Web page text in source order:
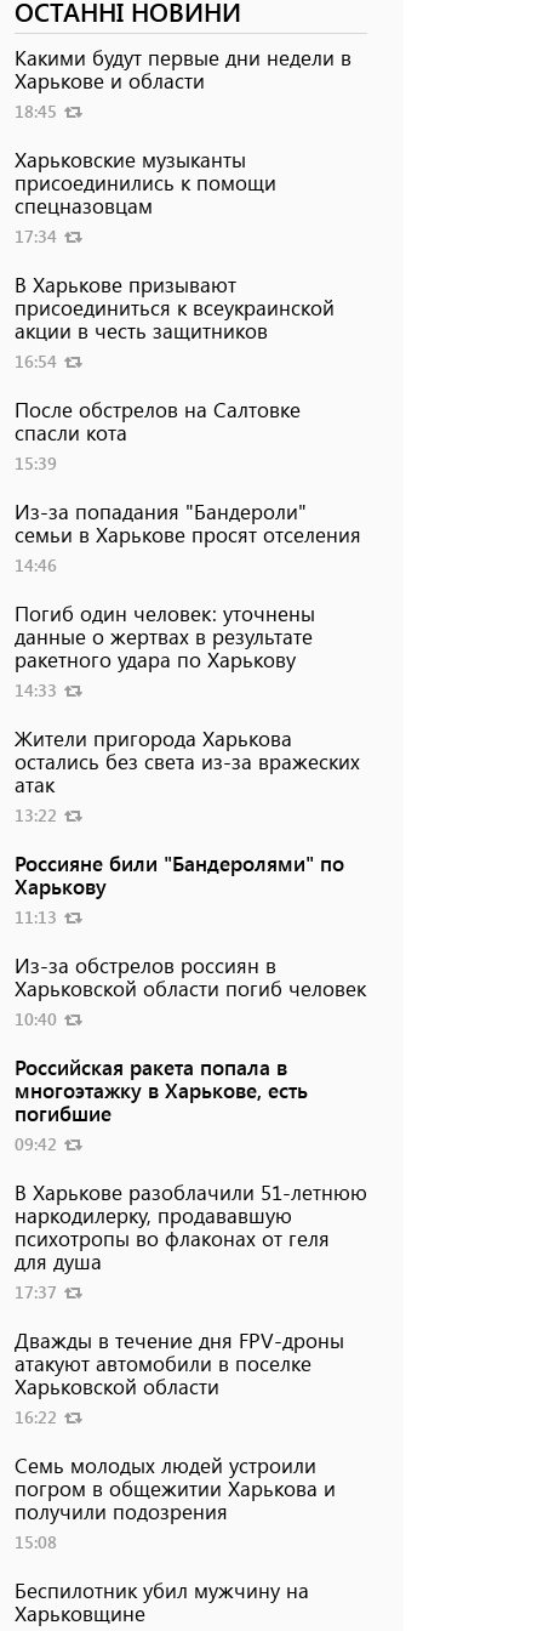
ОСТАННІ НОВИНИ
Какими будут первые дни недели в
Харькове и области
18:45
Харьковские музыканты
присоединились к помощи
спецназовцам
17:34
В Харькове призывают
присоединиться к всеукраинской
акции в честь защитников
16:54
После обстрелов на Салтовке
спасли кота
15:39
Из-за попадания "Бандероли"
семьи в Харькове просят отселения
14:46
Погиб один человек: уточнены
данные о жертвах в результате
ракетного удара по Харькову
14:33
Жители пригорода Харькова
остались без света из-за вражеских
атак
13:22
Россияне били "Бандеролями" по
Харькову
11:13
Из-за обстрелов россиян в
Харьковской области погиб человек
10:40
Российская ракета попала в
многоэтажку в Харькове, есть
погибшие
09:42
В Харькове разоблачили 51-летнюю
наркодилерку, продававшую
психотропы во флаконах от геля
для душа
17:37
Дважды в течение дня FPV-дроны
атакуют автомобили в поселке
Харьковской области
16:22
Семь молодых людей устроили
погром в общежитии Харькова и
получили подозрения
15:08
Беспилотник убил мужчину на
Харьковщине